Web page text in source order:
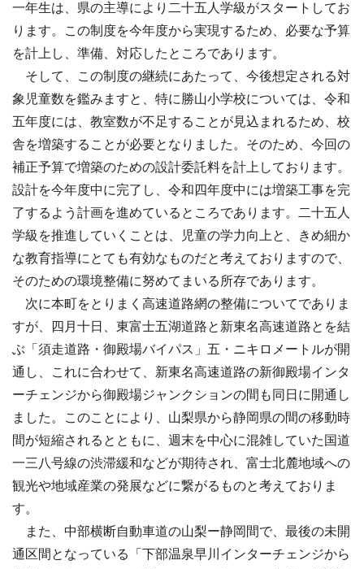
一年生は、県の主導により二十五人学級がスタートしてお
ります。この制度を今年度から実現するため、必要な予算
を計上し、準備、対応したところであります。
そして、この制度の継続にあたって、今後想定される対
象児童数を鑑みますと、特に勝山小学校については、令和
五年度には、教室数が不足することが見込まれるため、校
舎を増築することが必要となりました。そのため、今回の
補正予算で増築のための設計委託料を計上しております。
設計を今年度中に完了し、令和四年度中には増築工事を完
了するよう計画を進めているところであります。二十五人
学級を推進していくことは、児童の学力向上と、きめ細か
な教育指導にとても有効なものだと考えておりますので、
そのための環境整備に努めてまいる所存であります。
次に本町をとりまく高速道路網の整備についてでありま
すが、四月十日、東富士五湖道路と新東名高速道路とを結
ぶ「須走道路・御殿場バイパス」五・ニキロメートルが開
通し、これに合わせて、新東名高速道路の新御殿場インタ
ーチェンジから御殿場ジャンクションの間も同日に開通し
ました。このことにより、山梨県から静岡県の間の移動時
間が短縮されるとともに、週末を中心に混雑していた国道
一三八号線の渋滞緩和などが期待され、富士北麓地域への
観光や地域産業の発展などに繋がるものと考えておりま
す。
また、中部横断自動車道の山梨ー静岡間で、最後の未開
通区間となっている「下部温泉早川インターチェンジから